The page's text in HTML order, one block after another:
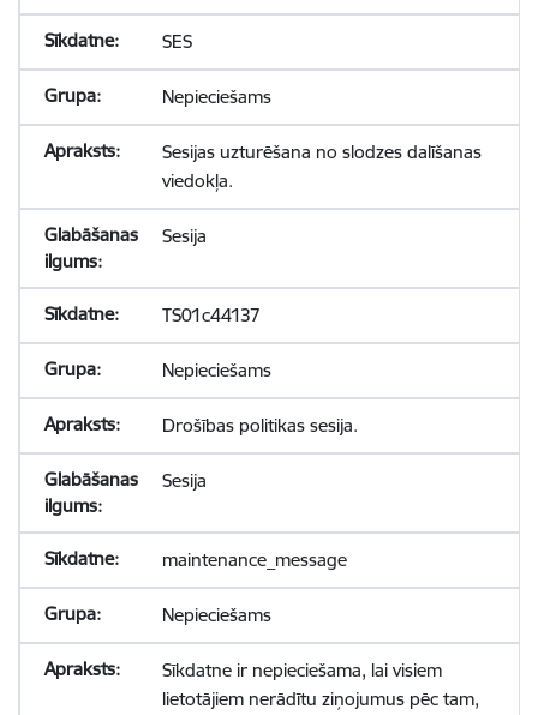
SES
Nepieciešams
Sesijas uzturēšana no slodzes dalīšanas
viedokļa.
Sesija
TS01c44137
Nepieciešams
Drošības politikas sesija.
Sesija
maintenance_message
Nepieciešams
Sīkdatne ir nepieciešama, lai visiem
lietotājiem nerādītu ziņojumus pēc tam,